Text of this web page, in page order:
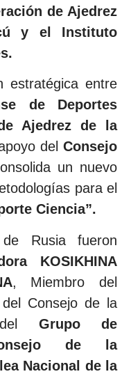
de Ajedrez
y el Instituto
estratégica entre
de Deportes
Ajedrez de la
del Consejo
un nuevo
para el
Ciencia”.
Rusia fueron
KOSIKHINA
, Miembro del
Consejo de la
del Grupo de
de la
Nacional de la